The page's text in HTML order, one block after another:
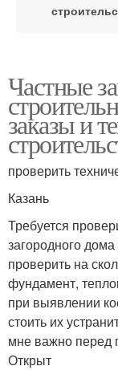
строительные
Объект для
Частные
заказы и
проверить
Казань
Требуется
загородного
проверить на
фундамент,
при выявлении
стоить их
мне важно перед
Открыт